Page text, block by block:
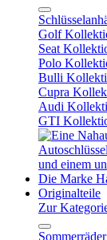
Golf
Seat
Polo
Bulli
Cupra
Audi
GTI
Die Marke
Originalteile
Zur
Sommerräder